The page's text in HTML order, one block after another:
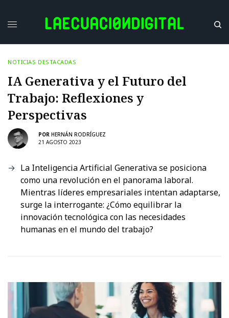
NOTICIAS DESTACADAS
IA Generativa y el Futuro del
Trabajo: Reflexiones y
Perspectivas
POR HERNÁN RODRÍGUEZ
21 AGOSTO 2023
La Inteligencia Artificial Generativa se posiciona
como una revolución en el panorama laboral.
Mientras líderes empresariales intentan adaptarse,
surge la interrogante: ¿Cómo equilibrar la
innovación tecnológica con las necesidades
humanas en el mundo del trabajo?